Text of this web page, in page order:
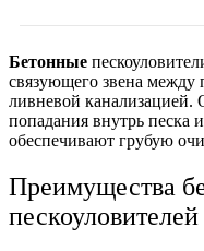
Бетонные
связующего звена между
ливневой
попадания внутрь песка
обеспечивают грубую
Преимущества
пескоуловителей